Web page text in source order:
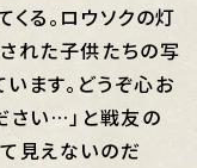
る。ロウソクの灯
れた子供たちの写
います。どうぞ心お
さい…」と戦友の
見えないのだ